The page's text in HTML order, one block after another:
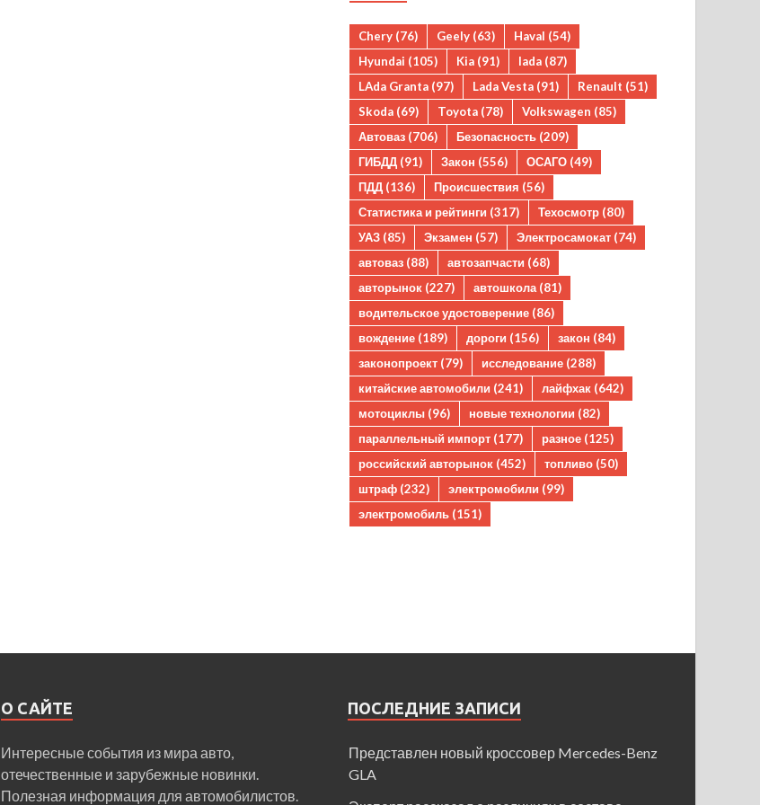
Chery (76) Geely (63) Haval (54)
Hyundai (105) Kia (91) lada (87)
LAda Granta (97) Lada Vesta (91) Renault (51)
Skoda (69) Toyota (78) Volkswagen (85)
Автоваз (706) Безопасность (209)
ГИБДД (91) Закон (556) ОСАГО (49)
ПДД (136) Происшествия (56)
Статистика и рейтинги (317) Техосмотр (80)
УАЗ (85) Экзамен (57) Электросамокат (74)
автоваз (88) автозапчасти (68)
авторынок (227) автошкола (81)
водительское удостоверение (86)
вождение (189) дороги (156) закон (84)
законопроект (79) исследование (288)
китайские автомобили (241) лайфхак (642)
мотоциклы (96) новые технологии (82)
параллельный импорт (177) разное (125)
российский авторынок (452) топливо (50)
штраф (232) электромобили (99)
электромобиль (151)
О САЙТЕ
Интересные события из мира авто,
отечественные и зарубежные новинки.
Полезная информация для автомобилистов.
ПОСЛЕДНИЕ ЗАПИСИ
Представлен новый кроссовер Mercedes-Benz
GLA